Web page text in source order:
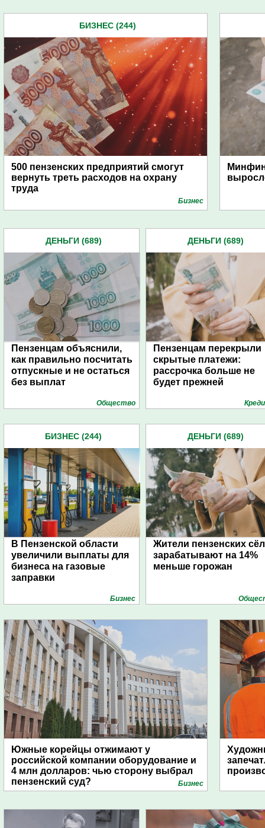
БИЗНЕС (244)
500 пензенских предприятий смогут
вернуть треть расходов на охрану
труда
Бизнес
ДЕНЬГИ (689)
Пензенцам объяснили,
как правильно посчитать
отпускные и не остаться
без выплат
Общество
ДЕНЬГИ (689)
Пензенцам перекрыли
скрытые платежи:
рассрочка больше не
будет прежней
БИЗНЕС (244)
В Пензенской области
увеличили выплаты для
бизнеса на газовые
заправки
Бизнес
ДЕНЬГИ (689)
Жители пензенских сёл
зарабатывают на 14%
меньше горожан
Южные корейцы отжимают у
российской компании оборудование и
4 млн долларов: чью сторону выбрал
пензенский суд?
Бизнес